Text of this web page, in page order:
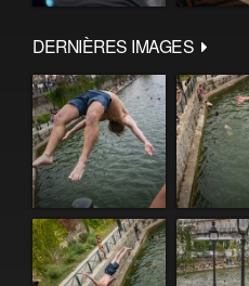
DERNIÈRES IMAGES